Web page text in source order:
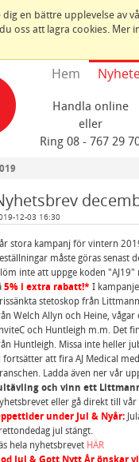
en bättre upplevelse av
oss att lagra cookies.
Hem
Handla online
eller
Ring 08 - 767 29
12-03 16:30
stora kampanj för vintern
måste göras senast
inte att uppge koden
5% i extra rabatt!* I
stetoskop från
Welch Allyn och Heine,
och Huntleigh m.m. Det
Huntleigh. Missa inte heller
fortsätter att fira AJ Medical
Ladda även ner vår
och vinn ett
eller gå direkt till
under Jul & Nyår:
jul stängt.
hela nyhetsbrevet HÄR
Jul & Gott Nytt År önskar